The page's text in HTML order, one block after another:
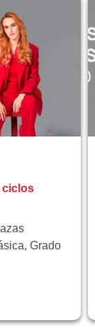
ciclos
Grado